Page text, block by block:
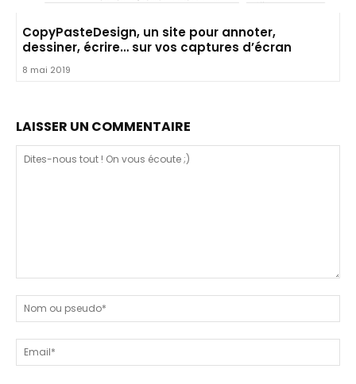
CopyPasteDesign, un site pour annoter,
dessiner, écrire… sur vos captures d’écran
8 mai 2019
LAISSER UN COMMENTAIRE
nous
tout
!
On
vous
ou